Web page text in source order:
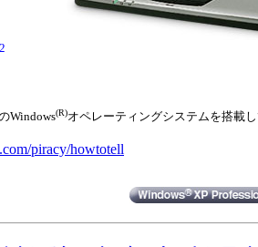
Windows(R)オペレーティングシステムを搭載
piracy/howtotell